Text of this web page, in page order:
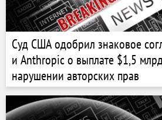
Суд США одобрил знаковое
и Anthropic о выплате $1,5
нарушении авторских прав